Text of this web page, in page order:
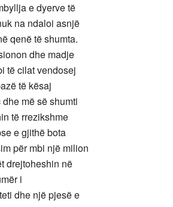
e dyerve të
na ndaloi asnjë
qenë të shumta.
dhe madje
të cilat vendosej
të kësaj
më së shumti
të rrezikshme
e gjithë bota
për mbi një milion
drejtoheshin në
i
dhe një pjesë e